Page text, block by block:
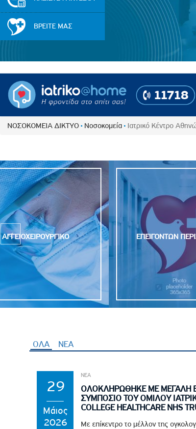
Πολιτική
Πολιτικές
Πολιτική
Επιτροπή
Κανονισμός
Κανονισμός
Έκθεσης
Πολιτική
Ειδική Ετήσια
ΒΡΕΙΤΕ ΜΑΣ
ΝΟΣΟΚΟΜΕΙΑ ΔΙΚΤΥΟ Νοσοκομεία Ιατρικό Κέντρο
ΕΠΕΙΓΟΝΤΩΝ ΠΕΡΙΣΤΑΤΙΚΩΝ
ΕΡΓΑΣΤΗΡΙΟ
ΟΛΑ ΝΕΑ
29
Μάιος
2026
ΝΕΑ
ΟΛΟΚΛΗΡΩΘΗΚΕ ΜΕ ΜΕΓΑΛΗ
ΣΥΜΠΟΣΙΟ ΤΟΥ ΟΜΙΛΟΥ
COLLEGE HEALTHCARE NHS
Με επίκεντρο το μέλλον της